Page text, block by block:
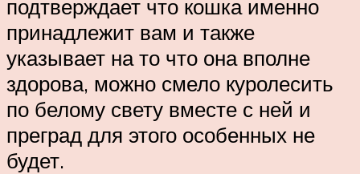
подтверждает что кошка именно
принадлежит вам и также
указывает на то что она вполне
здорова, можно смело куролесить
по белому свету вместе с ней и
преград для этого особенных не
будет.